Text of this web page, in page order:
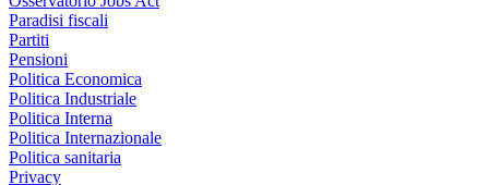
Paradisi fiscali
Partiti
Pensioni
Politica Economica
Politica Industriale
Politica Interna
Politica Internazionale
Politica sanitaria
Privacy